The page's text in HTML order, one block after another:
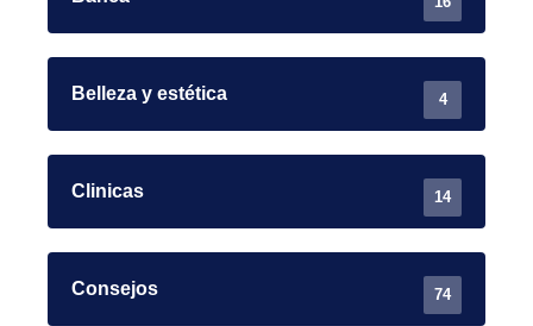
Belleza y estética 4
Clinicas 14
Consejos 74